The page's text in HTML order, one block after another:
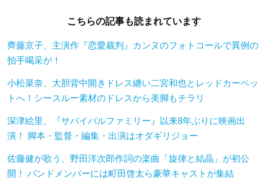
こちらの記事も読まれています
齊藤京子、主演作『恋愛裁判』カンヌのフォトコールで異例の
拍手喝采が！
小松菜奈、大胆背中開きドレス纏い二宮和也とレッドカーペッ
トへ！シースルー素材のドレスから美脚もチラリ
深津絵里、『サバイバルファミリー』以来8年ぶりに映画出
演！ 脚本・監督・編集・出演はオダギリジョー
佐藤健が歌う、野田洋次郎作詞の楽曲「旋律と結晶」が初公
開！ バンドメンバーには町田啓太ら豪華キャストが集結